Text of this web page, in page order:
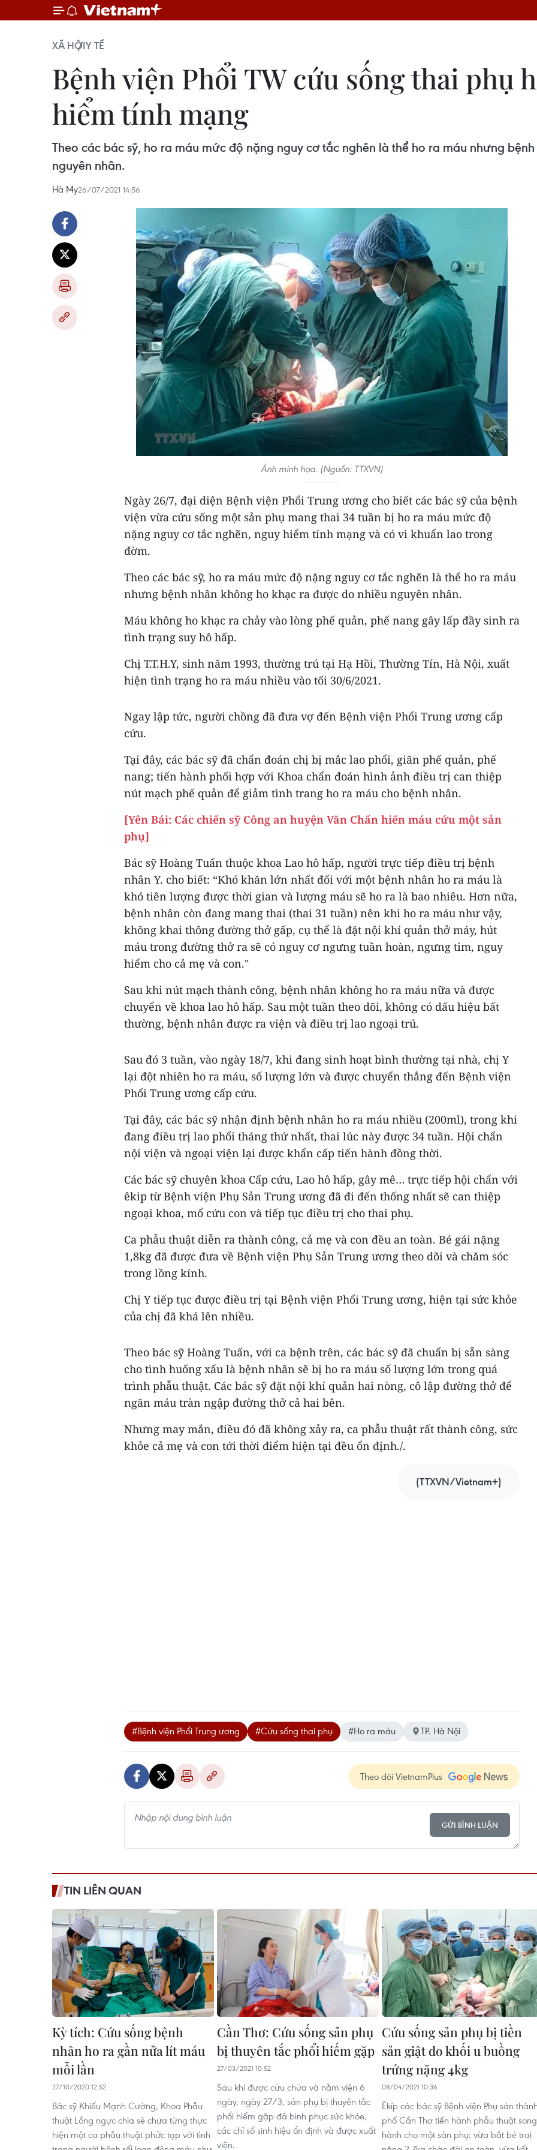
XÃ HỘIY TẾ
Bệnh viện Phổi TW cứu sống thai phụ
hiểm tính mạng
Theo các bác sỹ, ho ra máu mức độ nặng nguy cơ tắc nghẽn là thể ho ra máu nhưng
nguyên nhân.
Hà My26/07/2021 14:56
Ảnh minh họa. (Nguồn: TTXVN)
Ngày 26/7, đại diện Bệnh viện Phổi Trung ương cho biết các bác sỹ của bệnh
viện vừa cứu sống một sản phụ mang thai 34 tuần bị ho ra máu mức độ
nặng nguy cơ tắc nghẽn, nguy hiểm tính mạng và có vi khuẩn lao trong
đờm.
Theo các bác sỹ, ho ra máu mức độ nặng nguy cơ tắc nghẽn là thể ho ra máu
nhưng bệnh nhân không ho khạc ra được do nhiều nguyên nhân.
Máu không ho khạc ra chảy vào lòng phế quản, phế nang gây lấp đầy sinh ra
tình trạng suy hô hấp.
Chị T.T.H.Y, sinh năm 1993, thường trú tại Hạ Hồi, Thường Tín, Hà Nội, xuất
hiện tình trạng ho ra máu nhiều vào tối 30/6/2021.
Ngay lập tức, người chồng đã đưa vợ đến Bệnh viện Phổi Trung ương cấp
cứu.
Tại đây, các bác sỹ đã chẩn đoán chị bị mắc lao phổi, giãn phế quản, phế
nang; tiến hành phối hợp với Khoa chẩn đoán hình ảnh điều trị can thiệp
nút mạch phế quản để giảm tình trang ho ra máu cho bệnh nhân.
[Yên Bái: Các chiến sỹ Công an huyện Văn Chấn hiến máu cứu một sản
phụ]
Bác sỹ Hoàng Tuấn thuộc khoa Lao hô hấp, người trực tiếp điều trị bệnh
nhân Y. cho biết: “Khó khăn lớn nhất đối với một bệnh nhân ho ra máu là
khó tiên lượng được thời gian và lượng máu sẽ ho ra là bao nhiêu. Hơn nữa,
bệnh nhân còn đang mang thai (thai 31 tuần) nên khi ho ra máu như vậy,
không khai thông đường thở gấp, cụ thể là đặt nội khí quản thở máy, hút
máu trong đường thở ra sẽ có nguy cơ ngưng tuần hoàn, ngưng tim, nguy
hiểm cho cả mẹ và con."
Sau khi nút mạch thành công, bệnh nhân không ho ra máu nữa và được
chuyển về khoa lao hô hấp. Sau một tuần theo dõi, không có dấu hiệu bất
thường, bệnh nhân được ra viện và điều trị lao ngoại trú.
Sau đó 3 tuần, vào ngày 18/7, khi đang sinh hoạt bình thường tại nhà, chị Y
lại đột nhiên ho ra máu, số lượng lớn và được chuyển thẳng đến Bệnh viện
Phổi Trung ương cấp cứu.
Tại đây, các bác sỹ nhận định bệnh nhân ho ra máu nhiều (200ml), trong khi
đang điều trị lao phổi tháng thứ nhất, thai lúc này được 34 tuần. Hội chẩn
nội viện và ngoại viện lại được khẩn cấp tiến hành đồng thời.
Các bác sỹ chuyên khoa Cấp cứu, Lao hô hấp, gây mê… trực tiếp hội chẩn với
êkip từ Bệnh viện Phụ Sản Trung ương đã đi đến thống nhất sẽ can thiệp
ngoại khoa, mổ cứu con và tiếp tục điều trị cho thai phụ.
Ca phẫu thuật diễn ra thành công, cả mẹ và con đều an toàn. Bé gái nặng
1,8kg đã được đưa về Bệnh viện Phụ Sản Trung ương theo dõi và chăm sóc
trong lồng kính.
Chị Y tiếp tục được điều trị tại Bệnh viện Phổi Trung ương, hiện tại sức khỏe
của chị đã khá lên nhiều.
Theo bác sỹ Hoàng Tuấn, với ca bệnh trên, các bác sỹ đã chuẩn bị sẵn sàng
cho tình huống xấu là bệnh nhân sẽ bị ho ra máu số lượng lớn trong quá
trình phẫu thuật. Các bác sỹ đặt nội khí quản hai nòng, cô lập đường thở để
ngăn máu tràn ngập đường thở cả hai bên.
Nhưng may mắn, điều đó đã không xảy ra, ca phẫu thuật rất thành công, sức
khỏe cả mẹ và con tới thời điểm hiện tại đều ổn định./.
(TTXVN/Vietnam+)
#Bệnh viện Phổi Trung ương #Cứu sống thai phụ #Ho ra máu TP. Hà Nội
Theo dõi VietnamPlus
GỬI BÌNH LUẬN
TIN LIÊN QUAN
Kỳ tích: Cứu sống bệnh
nhân ho ra gần nửa lít máu
mỗi lần
27/10/2020 12:52
Bác sỹ Khiếu Mạnh Cường, Khoa Phẫu
thuật Lồng ngực chia sẻ chưa từng thực
hiện một ca phẫu thuật phức tạp với tình
Cần Thơ: Cứu sống sản phụ
bị thuyên tắc phổi hiếm gặp
27/03/2021 10:52
Sau khi được cứu chữa và nằm viện 6
ngày, ngày 27/3, sản phụ bị thuyên tắc
phổi hiếm gặp đã bình phục sức khỏe,
các chỉ số sinh hiệu ổn định và được xuất
viện.
Cứu sống sản phụ bị tiền
sản giật do khối u buồng
trứng nặng 4kg
08/04/2021 10:36
Êkíp các bác sỹ Bệnh viện Phụ sản
phố Cần Thơ tiến hành phẫu thuật song
hành cho một sản phụ: vừa bắt bé trai